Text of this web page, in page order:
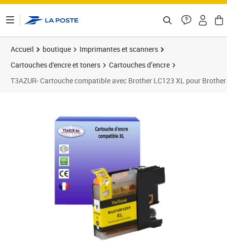
Accueil boutique
Imprimantes et scanners
Cartouches d'encre et toners
Cartouches d’encre
T3AZUR- Cartouche compatible avec Brother LC123 XL pour